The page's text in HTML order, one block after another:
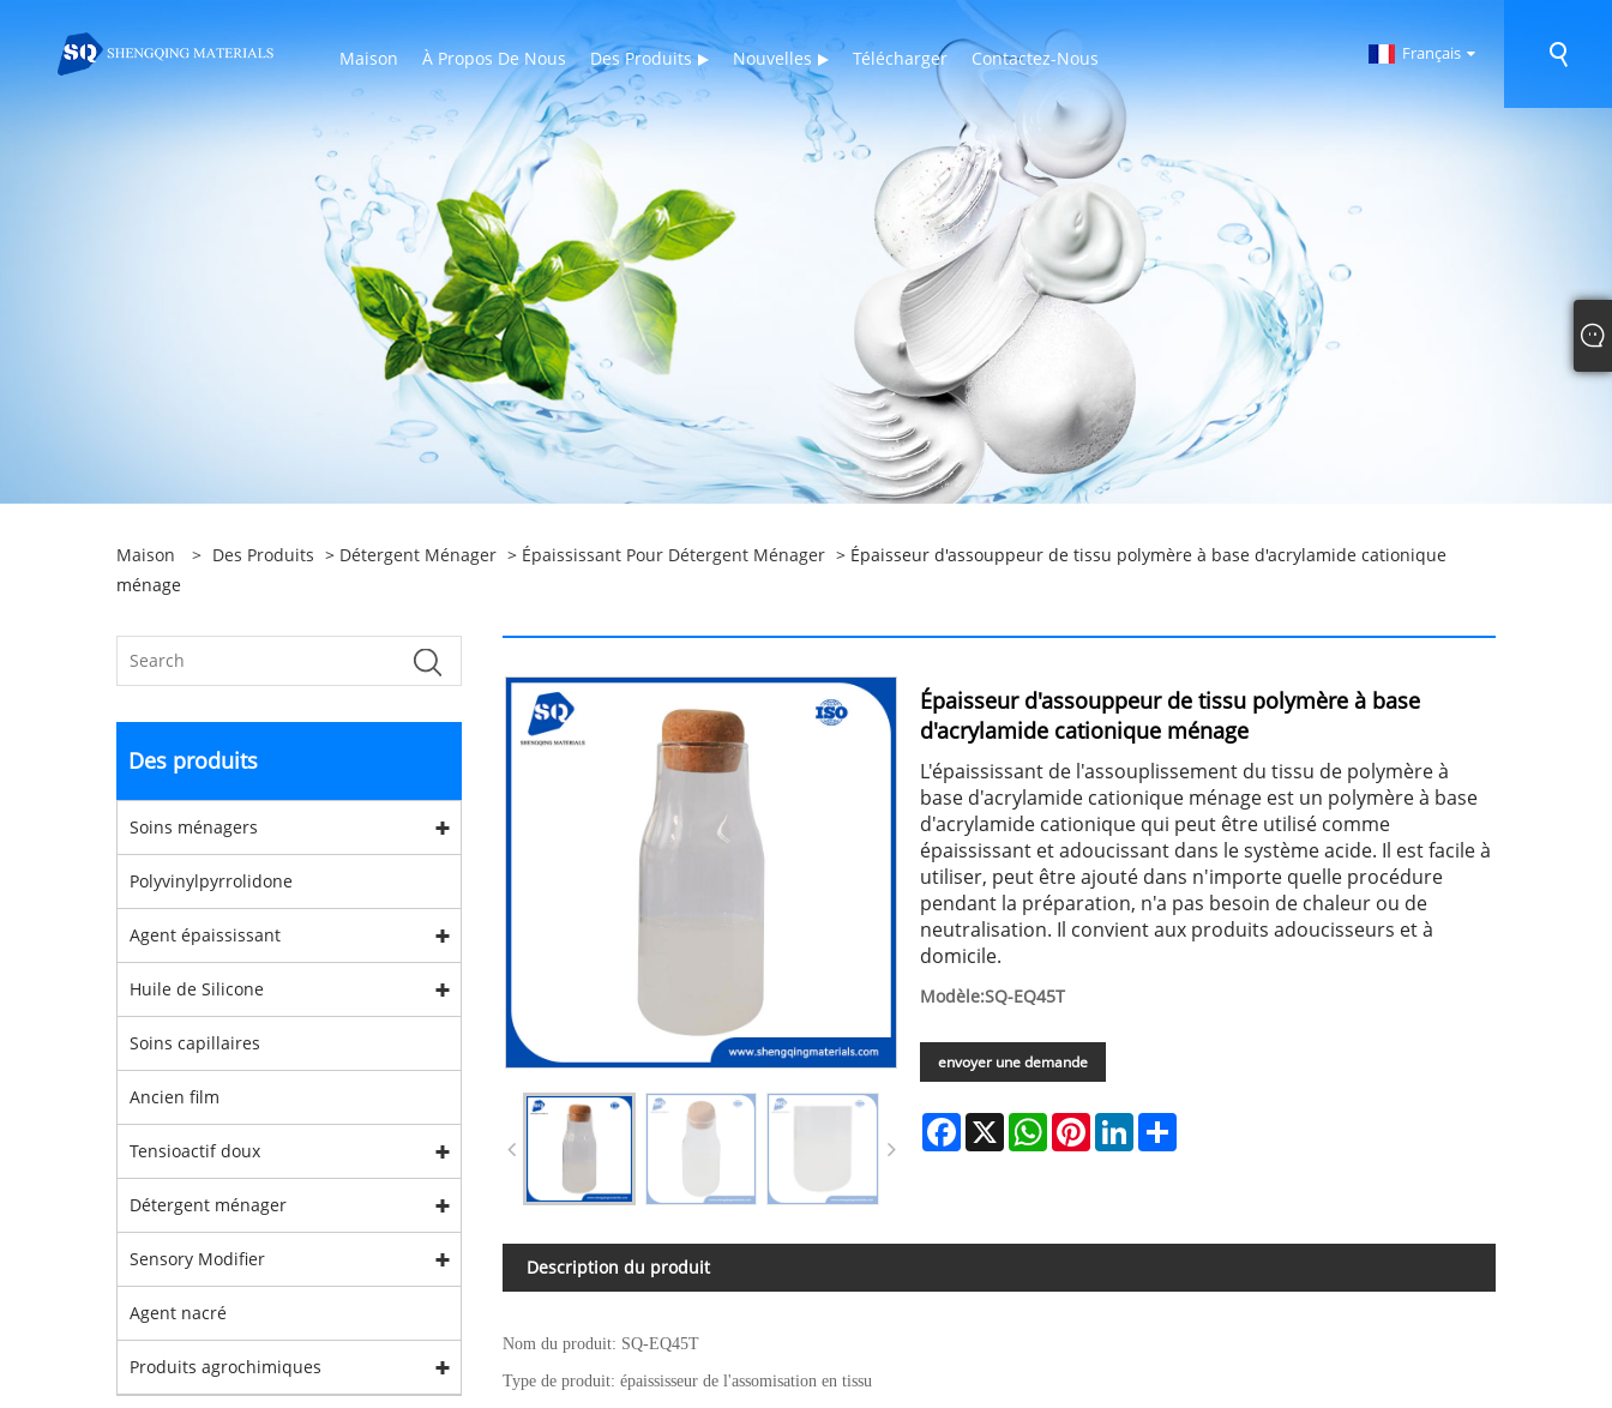
Maison À Propos De Nous Des Produits Nouvelles Télécharger Contactez-Nous Français
Maison > Des Produits > Détergent Ménager > Épaississant Pour Détergent Ménager > Épaisseur d'assouppeur de tissu polymère à base d'acrylamide cationique
ménage
Des produits
Soins ménagers
Polyvinylpyrrolidone
Agent épaississant
Huile de Silicone
Soins capillaires
Ancien film
Tensioactif doux
Détergent ménager
Sensory Modifier
Agent nacré
Produits agrochimiques
Épaisseur d'assouppeur de tissu polymère à base
d'acrylamide cationique ménage
L'épaississant de l'assouplissement du tissu de polymère à
base d'acrylamide cationique ménage est un polymère à base
d'acrylamide cationique qui peut être utilisé comme
épaississant et adoucissant dans le système acide. Il est facile à
utiliser, peut être ajouté dans n'importe quelle procédure
pendant la préparation, n'a pas besoin de chaleur ou de
neutralisation. Il convient aux produits adoucisseurs et à
domicile.
Modèle:SQ-EQ45T
envoyer une demande
Facebook
X WhatsAppPinterestLinkedInShare
Description du produit
Nom du produit: SQ-EQ45T
Type de produit: épaississeur de l'assomisation en tissu